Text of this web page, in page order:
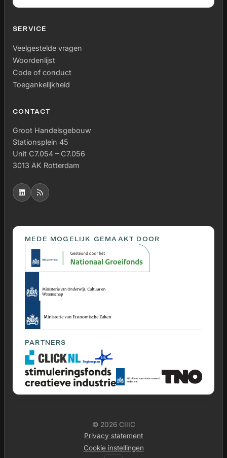
SERVICE
Veelgestelde vragen
Woordenlijst
Code of conduct
Toegankelijkheid
CONTACT
Groot Handelsgebouw
Stationsplein 45
Unit C7.054 – C7.056
3013 AK Rotterdam
MEDE MOGELIJK GEMAAKT DOOR
PARTNERS
© 2026 CIIIC
Privacy statement
Cookie instellingen